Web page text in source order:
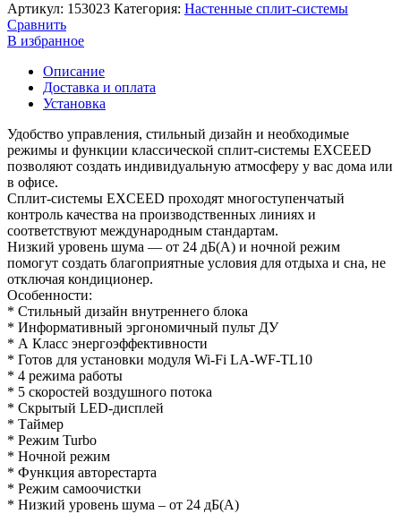
Артикул: 153023 Категория: Настенные сплит-системы
Сравнить
В избранное
Описание
Доставка и оплата
Установка
Удобство управления, стильный дизайн и необходимые
режимы и функции классической сплит-системы EXCEED
позволяют создать индивидуальную атмосферу у вас дома или
в офисе.
Сплит-системы EXCEED проходят многоступенчатый
контроль качества на производственных линиях и
соответствуют международным стандартам.
Низкий уровень шума — от 24 дБ(А) и ночной режим
помогут создать благоприятные условия для отдыха и сна, не
отключая кондиционер.
Особенности:
* Стильный дизайн внутреннего блока
* Информативный эргономичный пульт ДУ
* А Класс энергоэффективности
* Готов для установки модуля Wi-Fi LA-WF-TL10
* 4 режима работы
* 5 скоростей воздушного потока
* Скрытый LED-дисплей
* Таймер
* Режим Turbo
* Ночной режим
* Функция авторестарта
* Режим самоочистки
* Низкий уровень шума – от 24 дБ(А)